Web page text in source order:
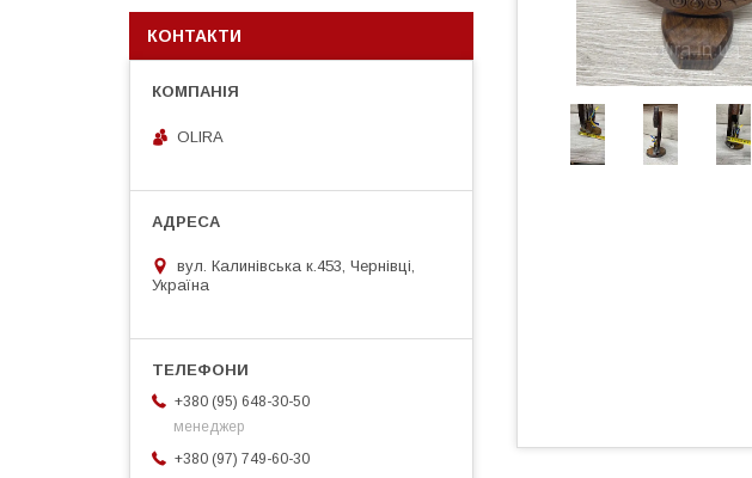
КОНТАКТИ
OLIRA
вул. Калинівська к.453, Чернівці,
Україна
+380 (95) 648-30-50
менеджер
+380 (97) 749-60-30